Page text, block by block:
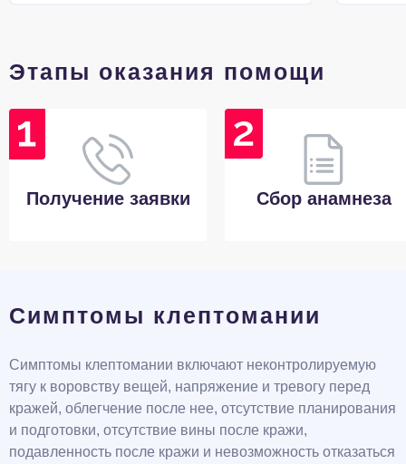
Этапы оказания помощи
Получение заявки Сбор анамнеза
Симптомы клептомании
Симптомы клептомании включают неконтролируемую
тягу к воровству вещей, напряжение и тревогу перед
кражей, облегчение после нее, отсутствие планирования
и подготовки, отсутствие вины после кражи,
подавленность после кражи и невозможность отказаться